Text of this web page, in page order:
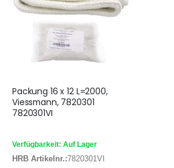
Packung 16 x 12 L=2000,
Viessmann, 7820301
7820301VI
Verfügbarkeit: Auf Lager
HRB Artikelnr.:7820301VI